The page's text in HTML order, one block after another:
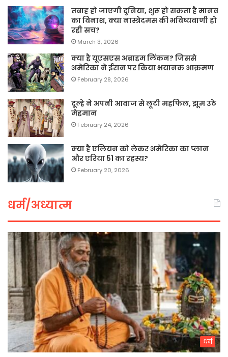
तबाह हो जाएगी दुनिया, शुरू हो सकता है मानव
का विनाश, क्या नास्त्रेदमस की भविष्यवाणी हो
रही सच?
March 3, 2026
क्या है यूएसएस अब्राहम लिंकन? जिससे
अमेरिका ने ईरान पर किया भयानक आक्रमण
February 28, 2026
दूल्हे ने अपनी आवाज से लूटी महफिल, झूम उठे
मेहमान
February 24, 2026
क्या है एलियन को लेकर अमेरिका का प्लान
और एरिया 51 का रहस्य?
February 20, 2026
धर्म/अध्यात्म
धर्म